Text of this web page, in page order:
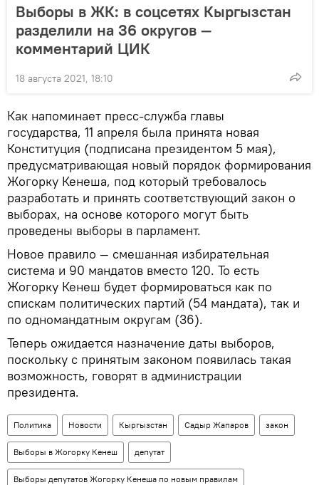
Выборы в ЖК: в соцсетях Кыргызстан
разделили на 36 округов —
комментарий ЦИК
18 августа 2021, 18:10
Как напоминает пресс-служба главы
государства, 11 апреля была принята новая
Конституция (подписана президентом 5 мая),
предусматривающая новый порядок формирования
Жогорку Кенеша, под который требовалось
разработать и принять соответствующий закон о
выборах, на основе которого могут быть
проведены выборы в парламент.
Новое правило — смешанная избирательная
система и 90 мандатов вместо 120. То есть
Жогорку Кенеш будет формироваться как по
спискам политических партий (54 мандата), так и
по одномандатным округам (36).
Теперь ожидается назначение даты выборов,
поскольку с принятым законом появилась такая
возможность, говорят в администрации
президента.
Политика Новости Кыргызстан Садыр Жапаров закон
Выборы в Жогорку Кенеш депутат
Выборы депутатов Жогорку Кенеша по новым правилам